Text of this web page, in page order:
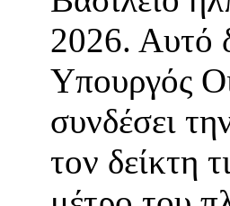
2026. Αυτό
Υπουργός
συνδέσει
τον δείκτη